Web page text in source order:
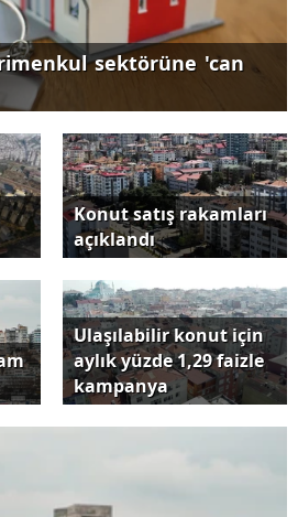
sektörüne 'can
Konut satış rakamları
açıklandı
Ulaşılabilir konut için
aylık yüzde 1,29 faizle
kampanya